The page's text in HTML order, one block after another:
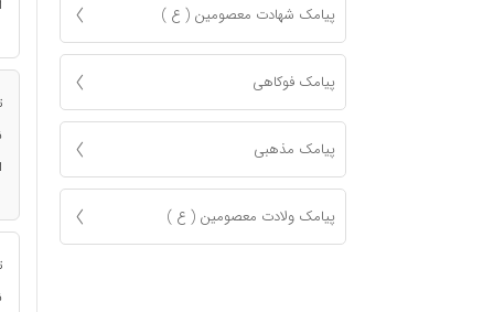
پیامک شهادت معصومين ( ع )
پیامک فوکاهی
پیامک مذهبی
پیامک ولادت معصومین ( ع )